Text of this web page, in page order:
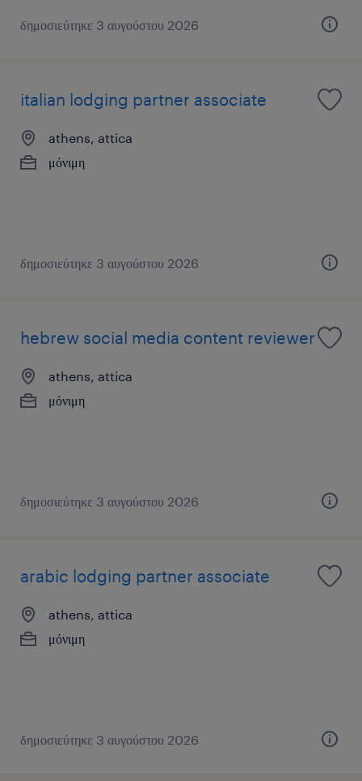
δημοσιεύτηκε 3 αυγούστου 2026
italian lodging partner associate
athens, attica
μόνιμη
δημοσιεύτηκε 3 αυγούστου 2026
hebrew social media content reviewer
athens, attica
μόνιμη
δημοσιεύτηκε 3 αυγούστου 2026
arabic lodging partner associate
athens, attica
μόνιμη
δημοσιεύτηκε 3 αυγούστου 2026